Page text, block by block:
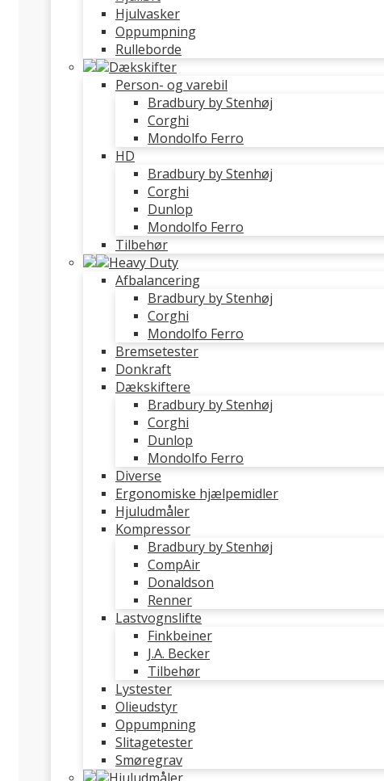
Hjulvasker
Oppumpning
Rulleborde
Dækskifter
Person- og varebil
Bradbury by Stenhøj
Corghi
Mondolfo Ferro
HD
Bradbury by Stenhøj
Corghi
Dunlop
Mondolfo Ferro
Tilbehør
Heavy Duty
Afbalancering
Bradbury by Stenhøj
Corghi
Mondolfo Ferro
Bremsetester
Donkraft
Dækskiftere
Bradbury by Stenhøj
Corghi
Dunlop
Mondolfo Ferro
Diverse
Ergonomiske hjælpemidler
Hjuludmåler
Kompressor
Bradbury by Stenhøj
CompAir
Donaldson
Renner
Lastvognslifte
Finkbeiner
J.A. Becker
Tilbehør
Lystester
Olieudstyr
Oppumpning
Slitagetester
Smøregrav